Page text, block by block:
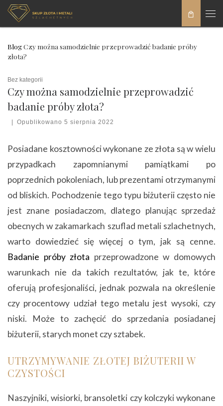
Skip to content
BlogCzy można samodzielnie przeprowadzić badanie próby
złota?
Bez kategorii
Czy można samodzielnie przeprowadzić
badanie próby złota?
| Opublikowano5 sierpnia 2022
Posiadane kosztowności wykonane ze złota są w wielu
przypadkach zapomnianymi pamiątkami po
poprzednich pokoleniach, lub prezentami otrzymanymi
od bliskich. Pochodzenie tego typu biżuterii często nie
jest znane posiadaczom, dlatego planując sprzedaż
obecnych w zakamarkach szuflad metali szlachetnych,
warto dowiedzieć się więcej o tym, jak są cenne.
Badanie próby złota przeprowadzone w domowych
warunkach nie da takich rezultatów, jak te, które
oferują profesjonaliści, jednak pozwala na określenie
czy procentowy udział tego metalu jest wysoki, czy
niski. Może to zachęcić do sprzedania posiadanej
biżuterii, starych monet czy sztabek.
UTRZYMYWANIE ZŁOTEJ BIŻUTERII W
CZYSTOŚCI
Naszyjniki, wisiorki, bransoletki czy kolczyki wykonane